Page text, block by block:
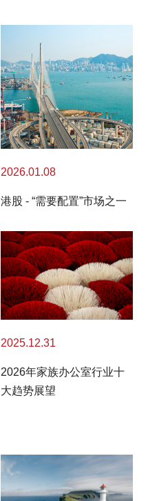
2026.01.08
港股 - “需要配置”市场之一
2025.12.31
2026年家族办公室行业十
大趋势展望